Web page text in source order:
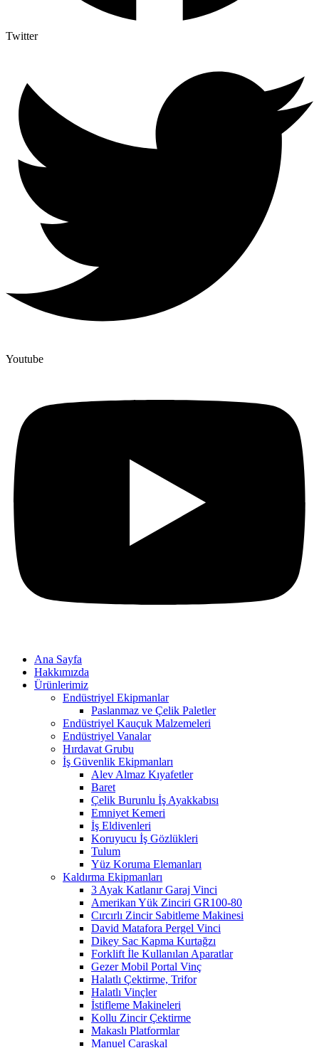
Twitter
Youtube
Ana Sayfa
Hakkımızda
Ürünlerimiz
Endüstriyel Ekipmanlar
Paslanmaz ve Çelik Paletler
Endüstriyel Kauçuk Malzemeleri
Endüstriyel Vanalar
Hırdavat Grubu
İş Güvenlik Ekipmanları
Alev Almaz Kıyafetler
Baret
Çelik Burunlu İş Ayakkabısı
Emniyet Kemeri
İş Eldivenleri
Koruyucu İş Gözlükleri
Tulum
Yüz Koruma Elemanları
Kaldırma Ekipmanları
3 Ayak Katlanır Garaj Vinci
Amerikan Yük Zinciri GR100-80
Cırcırlı Zincir Sabitleme Makinesi
David Matafora Pergel Vinci
Dikey Sac Kapma Kurtağzı
Forklift İle Kullanılan Aparatlar
Gezer Mobil Portal Vinç
Halatlı Çektirme, Trifor
Halatlı Vinçler
İstifleme Makineleri
Kollu Zincir Çektirme
Makaslı Platformlar
Manuel Caraskal